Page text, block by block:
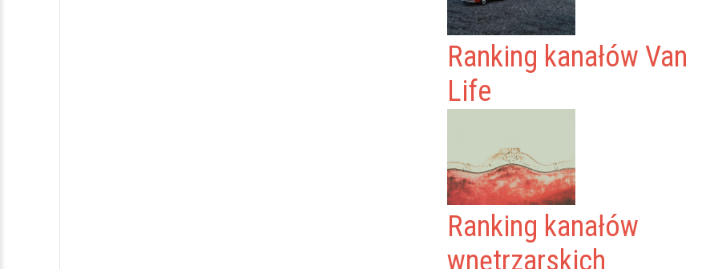
Ranking kanałów Van
Life
Ranking kanałów
wnętrzarskich